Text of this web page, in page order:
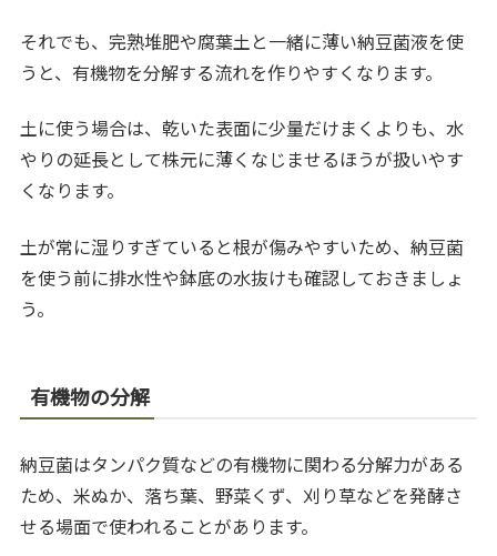
それでも、完熟堆肥や腐葉土と一緒に薄い納豆菌液を使
うと、有機物を分解する流れを作りやすくなります。
土に使う場合は、乾いた表面に少量だけまくよりも、水
やりの延長として株元に薄くなじませるほうが扱いやす
くなります。
土が常に湿りすぎていると根が傷みやすいため、納豆菌
を使う前に排水性や鉢底の水抜けも確認しておきましょ
う。
有機物の分解
納豆菌はタンパク質などの有機物に関わる分解力がある
ため、米ぬか、落ち葉、野菜くず、刈り草などを発酵さ
せる場面で使われることがあります。